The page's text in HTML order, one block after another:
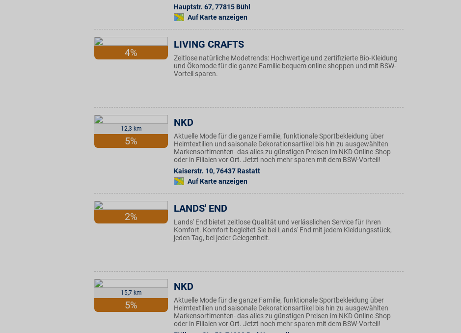
Hauptstr. 67,77815 Bühl
Auf Karte anzeigen
4%
LIVING CRAFTS
Zeitlose natürliche Modetrends: Hochwertige und zertifizierte Bio-Kleidung
und Ökomode für die ganze Familie bequem online shoppen und mit BSW-
Vorteil sparen.
12,3 km
5%
NKD
Aktuelle Mode für die ganze Familie, funktionale Sportbekleidung über
Heimtextilien und saisonale Dekorationsartikel bis hin zu ausgewählten
Markensortimenten- das alles zu günstigen Preisen im NKD Online-Shop
oder in Filialen vor Ort. Jetzt noch mehr sparen mit dem BSW-Vorteil!
Kaiserstr. 10,76437 Rastatt
Auf Karte anzeigen
2%
LANDS' END
Lands' End bietet zeitlose Qualität und verlässlichen Service für Ihren
Komfort. Komfort begleitet Sie bei Lands' End mit jedem Kleidungsstück,
jeden Tag, bei jeder Gelegenheit.
15,7 km
5%
NKD
Aktuelle Mode für die ganze Familie, funktionale Sportbekleidung über
Heimtextilien und saisonale Dekorationsartikel bis hin zu ausgewählten
Markensortimenten- das alles zu günstigen Preisen im NKD Online-Shop
oder in Filialen vor Ort. Jetzt noch mehr sparen mit dem BSW-Vorteil!